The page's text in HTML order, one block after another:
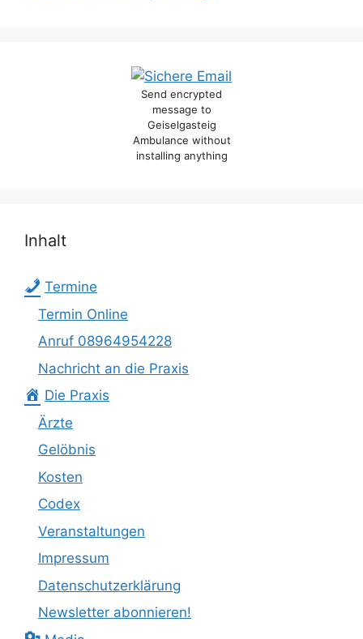
Send encrypted
message to
Geiselgasteig
Ambulance without
installing anything
Inhalt
Termine
Termin Online
Anruf 08964954228
Nachricht an die Praxis
Die Praxis
Ärzte
Gelöbnis
Kosten
Codex
Veranstaltungen
Impressum
Datenschutzerklärung
Newsletter abonnieren!